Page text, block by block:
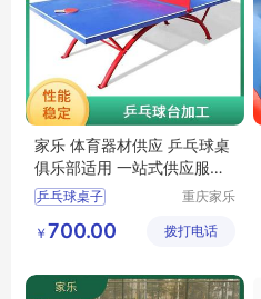
家乐 体育器材供应 乒乓球桌
俱乐部适用 一站式供应服务
欢迎选购
乒乓球桌子
阳江折叠乒乓球台
迪庆正规乒乓球台尺寸
重庆家乐
有限公司
￥ 700.00 拨打电话